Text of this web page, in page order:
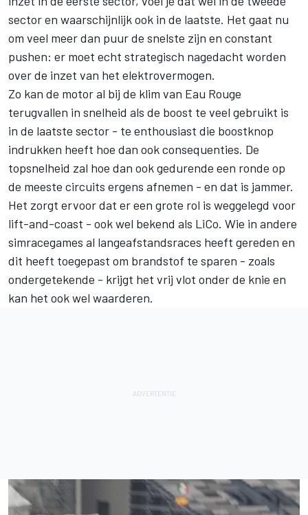
sector en waarschijnlijk ook in de laatste. Het gaat nu
om veel meer dan puur de snelste zijn en constant
pushen: er moet echt strategisch nagedacht worden
over de inzet van het elektrovermogen.
Zo kan de motor al bij de klim van Eau Rouge
terugvallen in snelheid als de boost te veel gebruikt is
in de laatste sector - te enthousiast die boostknop
indrukken heeft hoe dan ook consequenties. De
topsnelheid zal hoe dan ook gedurende een ronde op
de meeste circuits ergens afnemen - en dat is jammer.
Het zorgt ervoor dat er een grote rol is weggelegd voor
lift-and-coast - ook wel bekend als LiCo. Wie in andere
simracegames al langeafstandsraces heeft gereden en
dit heeft toegepast om brandstof te sparen - zoals
ondergetekende - krijgt het vrij vlot onder de knie en
kan het ook wel waarderen.